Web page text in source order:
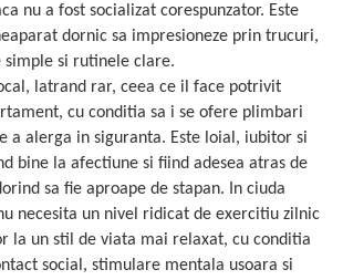
nu a fost socializat corespunzator. Este
dornic sa impresioneze prin trucuri,
si rutinele clare.
latrand rar, ceea ce il face potrivit
cu conditia sa i se ofere plimbari
a alerga in siguranta. Este loial, iubitor si
bine la afectiune si fiind adesea atras de
sa fie aproape de stapan. In ciuda
necesita un nivel ridicat de exercitiu zilnic
la un stil de viata mai relaxat, cu conditia
social, stimulare mentala usoara si